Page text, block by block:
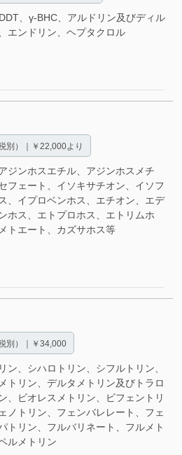
、γ-BHC、アルドリン及びディル
エンドリン、ヘプタクロル
税別）｜￥22,000より
ジンホスエチル、アジンホスメチ
フェート、イソキサチオン、イソフ
、イプロベンホス、エチオン、エデ
ホス、エトプロホス、エトリムホ
トエート、カズサホス等
税別）｜￥34,000
ン、シハロトリン、シフルトリン、
トリン、デルタメトリン及びトラロ
、ビオレスメトリン、ビフェントリ
ノトリン、フェンバレレート、フェ
トリン、フルバリネート、フルメト
ルメトリン